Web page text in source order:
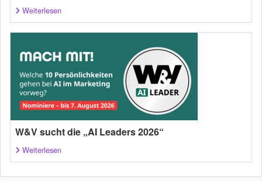
Weiterlesen
W&V sucht die „AI Leaders 2026“
Weiterlesen